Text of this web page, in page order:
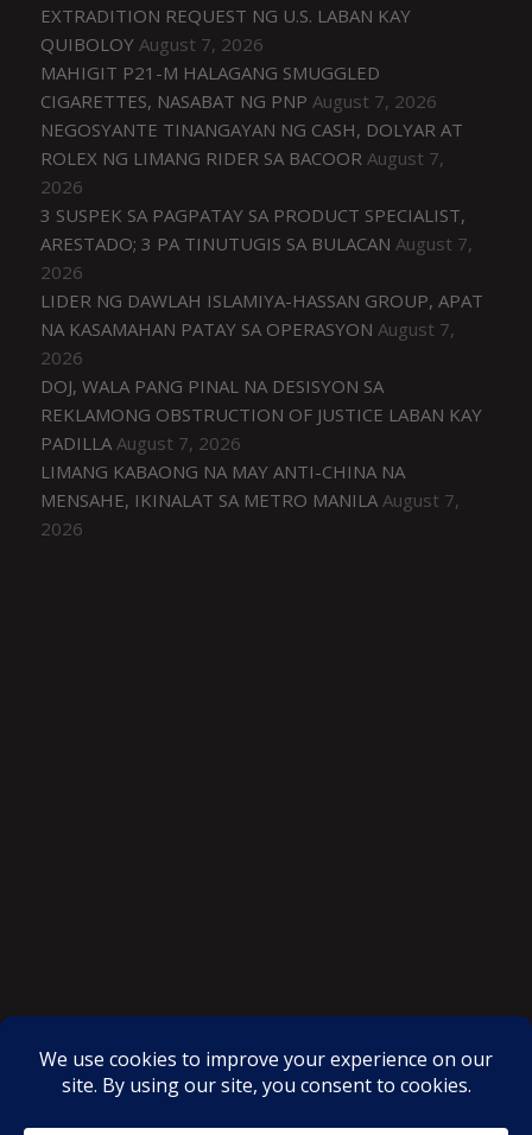
EXTRADITION REQUEST NG U.S. LABAN KAY
QUIBOLOY August 7, 2026
MAHIGIT P21-M HALAGANG SMUGGLED
CIGARETTES, NASABAT NG PNP August 7, 2026
NEGOSYANTE TINANGAYAN NG CASH, DOLYAR AT
ROLEX NG LIMANG RIDER SA BACOOR August 7,
2026
3 SUSPEK SA PAGPATAY SA PRODUCT SPECIALIST,
ARESTADO; 3 PA TINUTUGIS SA BULACAN August 7,
2026
LIDER NG DAWLAH ISLAMIYA-HASSAN GROUP, APAT
NA KASAMAHAN PATAY SA OPERASYON August 7,
2026
DOJ, WALA PANG PINAL NA DESISYON SA
REKLAMONG OBSTRUCTION OF JUSTICE LABAN KAY
PADILLA August 7, 2026
LIMANG KABAONG NA MAY ANTI-CHINA NA
MENSAHE, IKINALAT SA METRO MANILA August 7,
2026